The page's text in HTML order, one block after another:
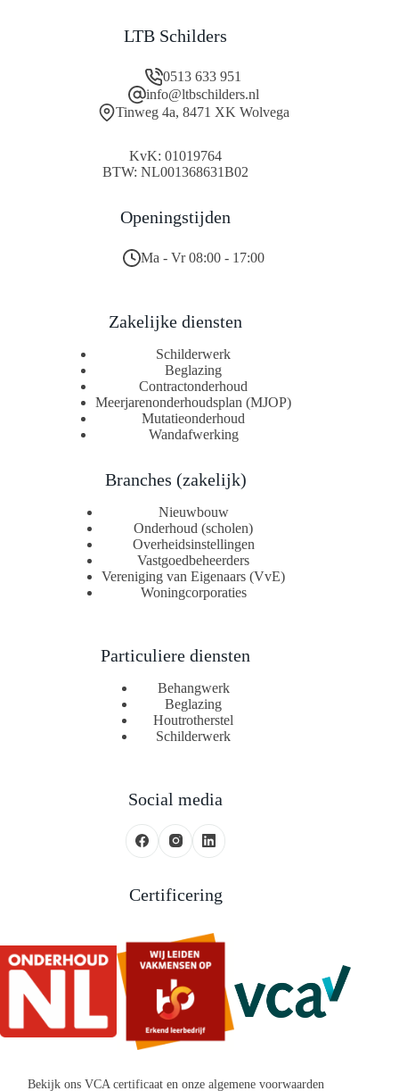
LTB Schilders
0513 633 951
info@ltbschilders.nl
Tinweg 4a, 8471 XK Wolvega
KvK: 01019764
BTW: NL001368631B02
Openingstijden
Ma - Vr 08:00 - 17:00
Zakelijke diensten
Schilderwerk
Beglazing
Contractonderhoud
Meerjarenonderhoudsplan (MJOP)
Mutatieonderhoud
Wandafwerking
Branches (zakelijk)
Nieuwbouw
Onderhoud (scholen)
Overheidsinstellingen
Vastgoedbeheerders
Vereniging van Eigenaars (VvE)
Woningcorporaties
Particuliere diensten
Behangwerk
Beglazing
Houtrotherstel
Schilderwerk
Social media
Certificering
Bekijk ons VCA certificaat en onze algemene voorwaarden